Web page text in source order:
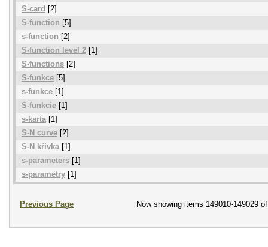
S-card [2]
S-function [5]
s-function [2]
S-function level 2 [1]
S-functions [2]
S-funkce [5]
s-funkce [1]
S-funkcie [1]
s-karta[1]
S-N curve [2]
S-N křivka[1]
s-parameters [1]
s-parametry [1]
Previous Page Now showing items 149010-149029